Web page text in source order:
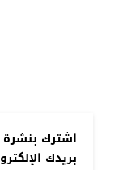
اشترك بنشرة
بريدك